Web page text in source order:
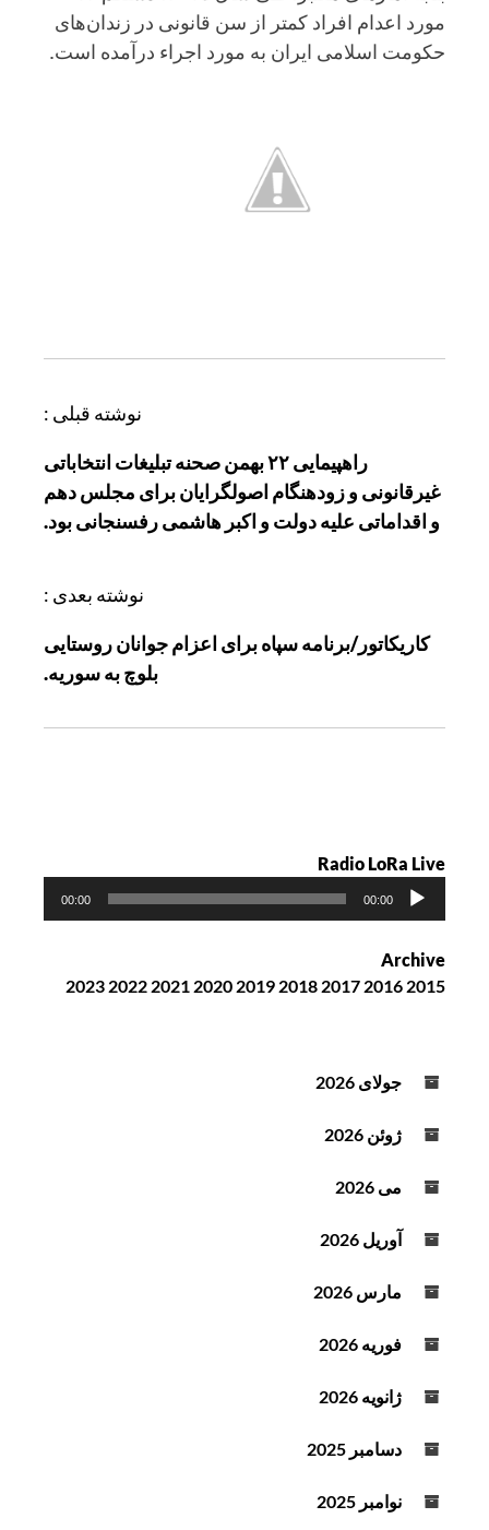
مورد اعدام افراد کمتر از سن قانونی در زندان‌های
حکومت اسلامی ایران به مورد اجراء درآمده است.
ر
نوشته قبلی :
راهپیمایی ۲۲ بهمن صحنه تبلیغات انتخاباتی
غیرقانونی و زودهنگام اصولگرایان برای مجلس دهم
و اقداماتی علیه دولت و اکبر هاشمی رفسنجانی بود.
نوشته بعدی :
کاریکاتور/برنامه سپاه برای اعزام جوانان روستایی
بلوچ به سوریه.
Radio LoRa Live
ک
ن
ه
و
00:00
00:00
Archive
2015
2016
2017
2018
2019
2020
2021
2022
2023
جولای 2026
ژوئن 2026
می 2026
آوریل 2026
مارس 2026
فوریه 2026
ژانویه 2026
دسامبر 2025
نوامبر 2025